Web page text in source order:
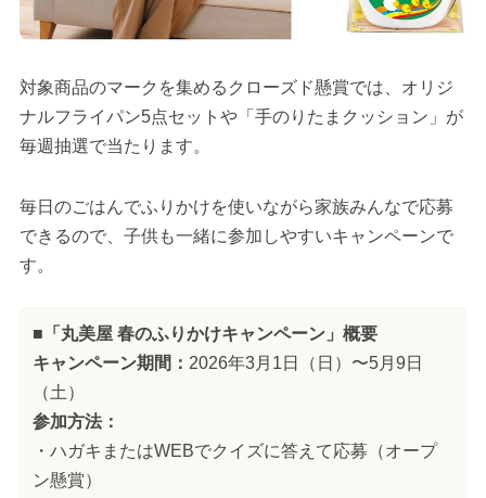
対象商品のマークを集めるクローズド懸賞では、オリジ
ナルフライパン5点セットや「手のりたまクッション」が
毎週抽選で当たります。
毎日のごはんでふりかけを使いながら家族みんなで応募
できるので、子供も一緒に参加しやすいキャンペーンで
す。
■「丸美屋 春のふりかけキャンペーン」概要
キャンペーン期間： 2026年3月1日（日）〜5月9日
（土）
参加方法：
・ハガキまたはWEBでクイズに答えて応募（オープ
ン懸賞）